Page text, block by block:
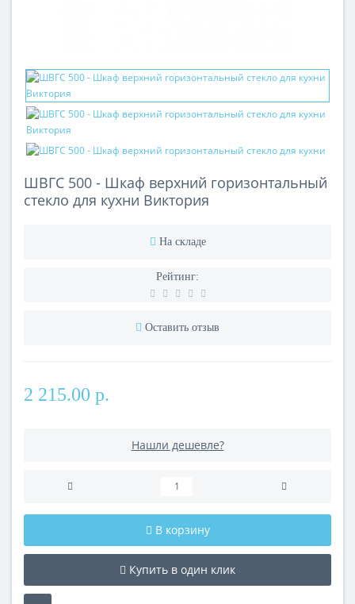
ШВГС 500 - Шкаф верхний горизонтальный
стекло для кухни Виктория
На складе
Рейтинг:
Оставить отзыв
2 215.00 р.
Нашли дешевле?
В корзину
Купить в один клик